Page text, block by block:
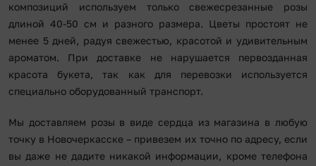
композиций используем только свежесрезанные розы
длиной 40-50 см и разного размера. Цветы простоят не
менее 5 дней, радуя свежестью, красотой и удивительным
ароматом. При доставке не нарушается первозданная
красота букета, так как для перевозки используется
специально оборудованный транспорт.
Мы доставляем розы в виде сердца из магазина в любую
точку в Новочеркасске – привезем их точно по адресу, если
вы даже не дадите никакой информации, кроме телефона